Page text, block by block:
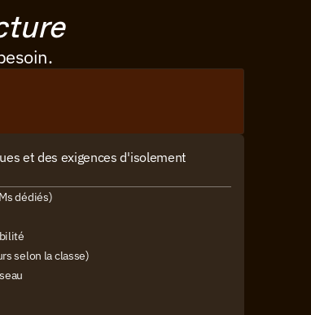
et des exigences d'isolement
dédiés)
selon la classe)